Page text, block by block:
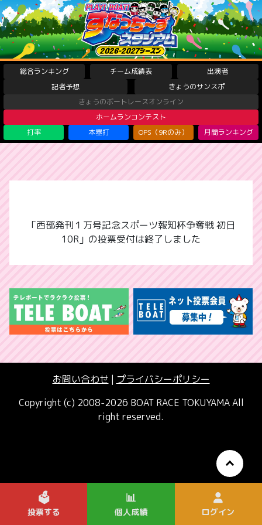
総合ランキング チーム成績表
出演者
記者予想
きょうのサンスポ
きょうのボートレースオンライン
ホームランコンテスト
打率
本塁打 OPS（9Rのみ） 月間ランキング
「西部発刊１万号記念スポーツ報知杯争奪戦 初日
10R」の投票受付は終了しました
お問い合わせ | プライバシーポリシー
Copyright (c) 2008-2026 BOAT RACE TOKUYAMA All
right reserved.
🗳️
投票する
📊
個人成績 ログイン